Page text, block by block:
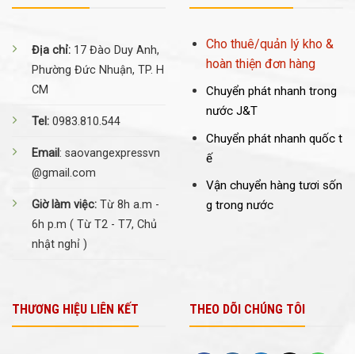
Địa chỉ: 17 Đào Duy Anh,
Phường Đức Nhuận, TP. H
CM
Tel: 0983.810.544
Email: saovangexpressvn
@gmail.com
Giờ làm việc: Từ 8h a.m -
6h p.m ( Từ T2 - T7, Chủ
nhật nghỉ )
Cho thuê/quản lý kho &
hoàn thiện đơn hàng
Chuyển phát nhanh trong
nước J&T
Chuyển phát nhanh quốc t
ế
Vận chuyển hàng tươi sốn
g trong nước
THƯƠNG HIỆU LIÊN KẾT THEO DÕI CHÚNG TÔI